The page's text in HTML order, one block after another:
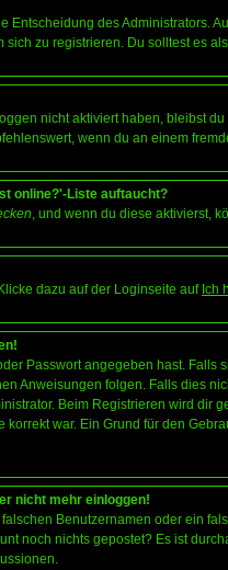
Entscheidung des Administrators.
zu registrieren. Du solltest es
nicht aktiviert haben, bleibst
wenn du an einem
online?'-Liste auftaucht?
, und wenn du diese aktivierst,
dazu auf der Loginseite auf Ich
Passwort angegeben hast.
Anweisungen folgen. Falls dies
Beim Registrieren wird
war. Ein Grund für den
nicht mehr einloggen!
Benutzernamen oder ein
noch nichts gepostet? Es ist